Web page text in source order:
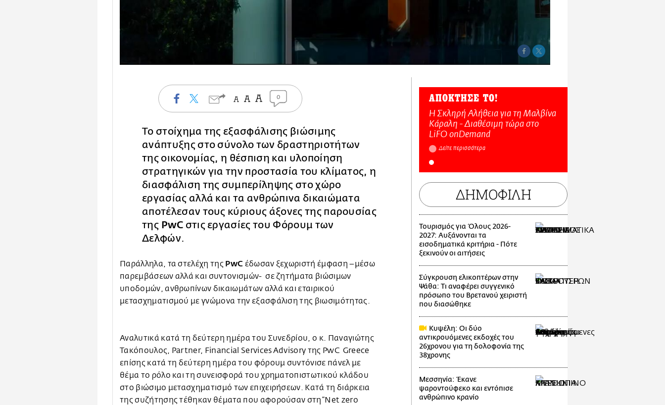
0
Το στοίχημα της εξασφάλισης βιώσιμης
ανάπτυξης στο σύνολο των δραστηριοτήτων
της οικονομίας, η θέσπιση και υλοποίηση
στρατηγικών για την προστασία του κλίματος, η
διασφάλιση της συμπερίληψης στο χώρο
εργασίας αλλά και τα ανθρώπινα δικαιώματα
αποτέλεσαν τους κύριους άξονες της παρουσίας
τηςPwC στις εργασίες του Φόρουμ των
Δελφών.
Παράλληλα, τα στελέχη της PwC έδωσαν ξεχωριστή έμφαση –μέσω
παρεμβάσεων αλλά και συντονισμών- σε ζητήματα βιώσιμων
υποδομών, ανθρωπίνων δικαιωμάτων αλλά και εταιρικού
μετασχηματισμού με γνώμονα την εξασφάλιση της βιωσιμότητας.
Αναλυτικά κατά τη δεύτερη ημέρα του Συνεδρίου, ο κ. Παναγιώτης
Τακόπουλος, Partner, Financial Services Advisory της PwC Greece
επίσης κατά τη δεύτερη ημέρα του φόρουμ συντόνισε πάνελ με
θέμα το ρόλο και τη συνεισφορά του χρηματοπιστωτικού κλάδου
στο βιώσιμο μετασχηματισμό των επιχειρήσεων. Κατά τη διάρκεια
της συζήτησης τέθηκαν θέματα που αφορούσαν στη “Net zero
ΑΠΟΚΤΗΣΕ ΤΟ!
Η Σκληρή Αλήθεια για τη Μαλβίνα
Κάραλη - Διαθέσιμη τώρα στo
LiFO onDemand
Δείτε περισσότερα
ΔΗΜΟΦΙΛΗ
Τουρισμός για Όλους 2026-
2027: Αυξάνονται τα
εισοδηματικά κριτήρια - Πότε
ξεκινούν οι αιτήσεις
Σύγκρουση ελικοπτέρων στην
Ψάθα: Τι αναφέρει συγγενικό
πρόσωπο του Βρετανού χειριστή
που διασώθηκε
Κυψέλη: Οι δύο
αντικρουόμενες εκδοχές του
26χρονου για τη δολοφονία της
38χρονης
Μεσσηνία: Έκανε
ψαροντούφεκο και εντόπισε
ανθρώπινο κρανίο